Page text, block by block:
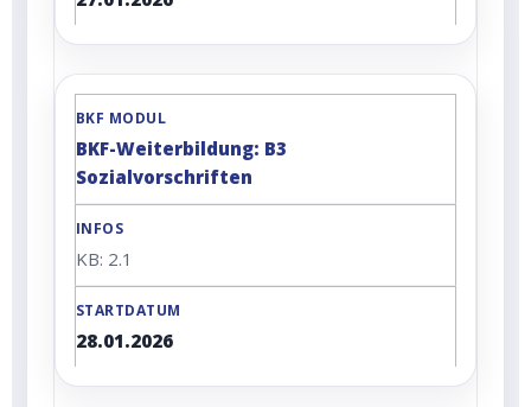
BKF-Weiterbildung: B3
Sozialvorschriften
KB: 2.1
28.01.2026